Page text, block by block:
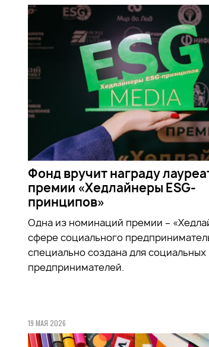
Фонд вручит награду
премии «Хедлайнеры ESG-
принципов»
Одна из номинаций премии –
сфере социального
специально создана для социальных
предпринимателей.
19 МАЯ 2026